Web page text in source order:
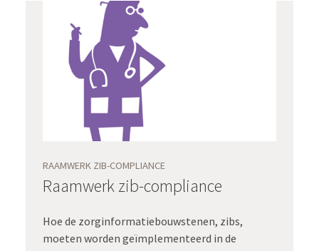
RAAMWERK ZIB-COMPLIANCE
Raamwerk zib-compliance
Hoe de zorginformatiebouwstenen, zibs,
moeten worden geïmplementeerd in de